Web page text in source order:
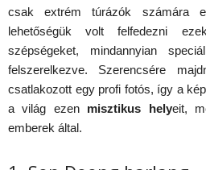
csak extrém túrázók számára
lehetőségük volt felfedezni
szépségeket, mindannyian
felszerelkezve. Szerencsére
csatlakozott egy profi fotós, így a
a világ ezen misztikus helyeit,
emberek által.